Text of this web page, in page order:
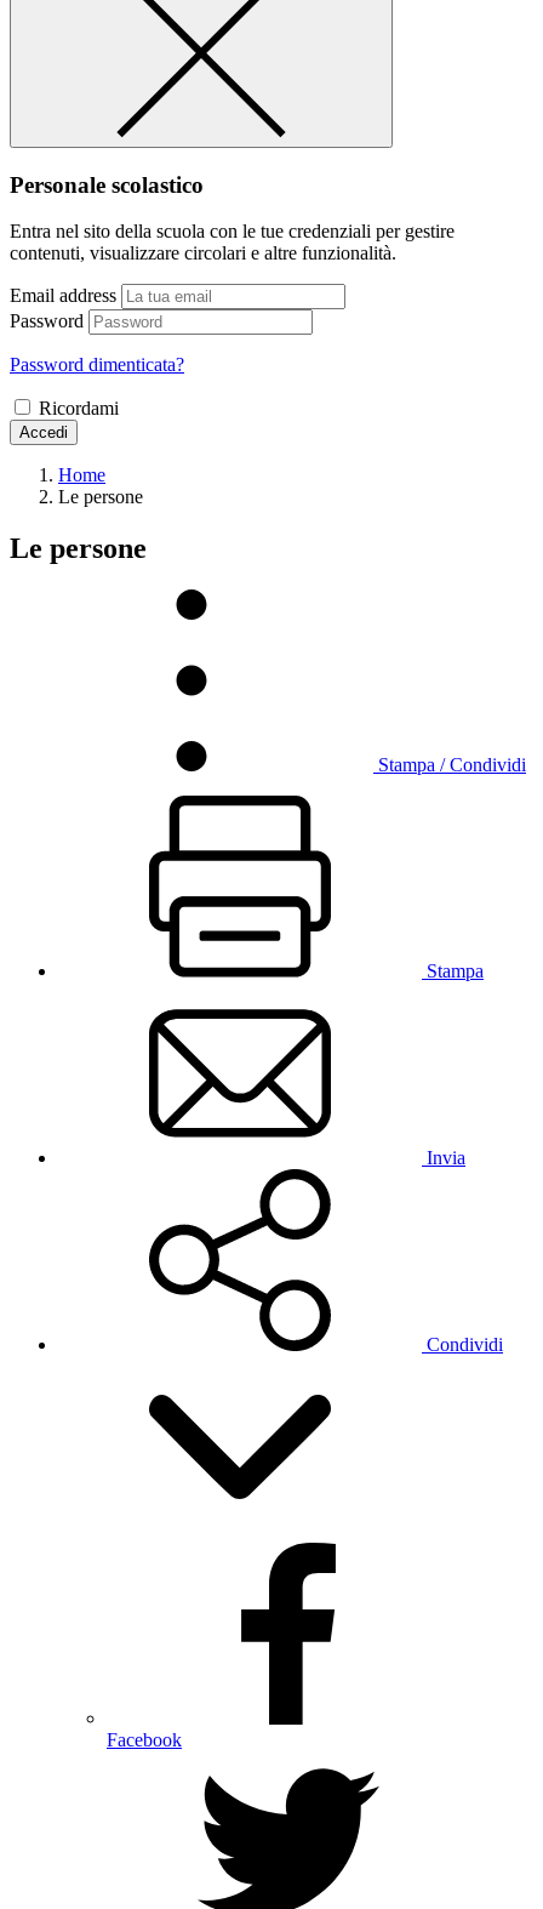
Personale scolastico
Entra nel sito della scuola con le tue credenziali per gestire
contenuti, visualizzare circolari e altre funzionalità.
Email address
Password
Password dimenticata?
Ricordami
Accedi
Home
Le persone
Le persone
Stampa / Condividi
Stampa
Invia
Condividi
Facebook